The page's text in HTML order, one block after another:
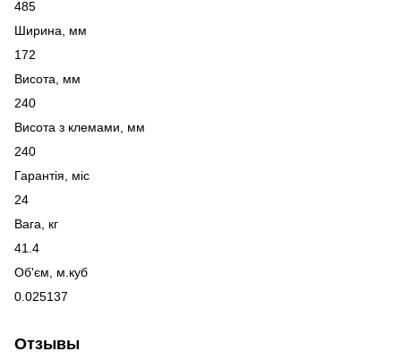
485
Ширина, мм
172
Висота, мм
240
Висота з клемами, мм
240
Гарантія, міс
24
Вага, кг
41.4
Об'єм, м.куб
0.025137
Отзывы